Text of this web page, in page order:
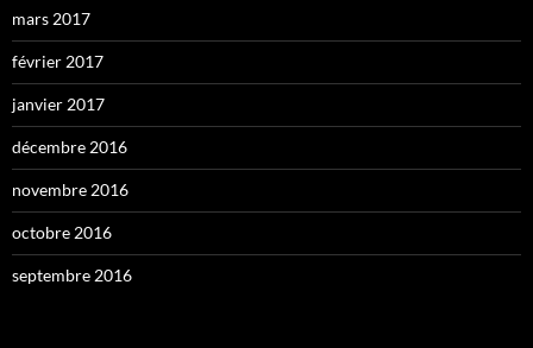
mars 2017
février 2017
janvier 2017
décembre 2016
novembre 2016
octobre 2016
septembre 2016